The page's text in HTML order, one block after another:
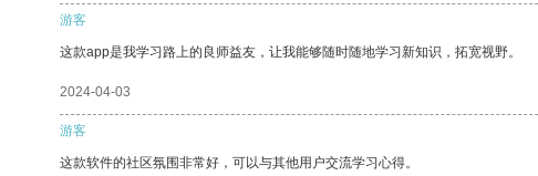
游客
这款app是我学习路上的良师益友，让我能够随时随地学习新知识，拓宽视野。
2024-04-03
游客
这款软件的社区氛围非常好，可以与其他用户交流学习心得。